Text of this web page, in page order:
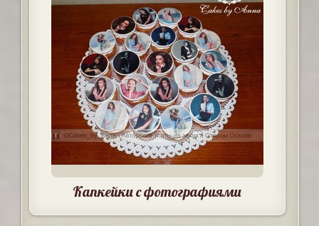
Капкейки с фотографиями